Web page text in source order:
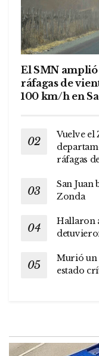
El SMN
ráfagas de
100 km/h en
Vuelve el
ráfagas
San
Zonda
Hallaron
Murió un
estado